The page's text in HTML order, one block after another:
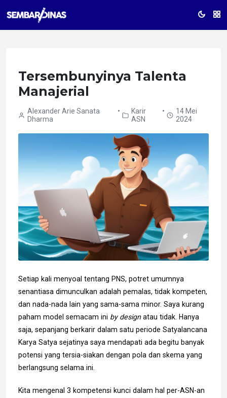
Tersembunyinya Talenta
Manajerial
Alexander Arie Sanata
Dharma
•
Karir
ASN
•
14 Mei
2024
Setiap kali menyoal tentang PNS, potret umumnya
senantiasa dimunculkan adalah pemalas, tidak kompeten,
dan nada-nada lain yang sama-sama minor. Saya kurang
paham model semacam ini by designatau tidak. Hanya
saja, sepanjang berkarir dalam satu periode Satyalancana
Karya Satya sejatinya saya mendapati ada begitu banyak
potensi yang tersia-siakan dengan pola dan skema yang
berlangsung selama ini.
Kita mengenal 3 kompetensi kunci dalam hal per-ASN-an